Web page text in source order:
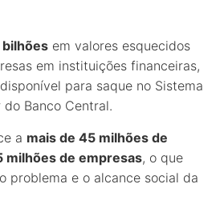
bilhões em valores esquecidos
em instituições financeiras,
para saque no Sistema
do Banco Central.
a mais de 45 milhões de
milhões de empresas, o que
problema e o alcance social da